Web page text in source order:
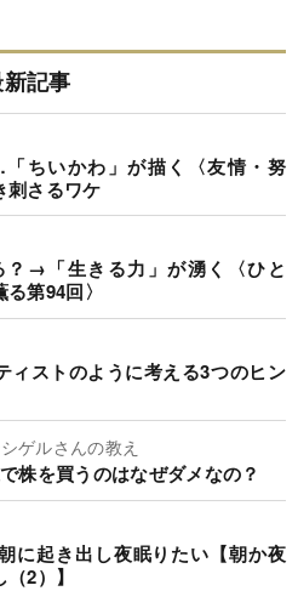
記事
ちいかわ」が描く〈友情・努
刺さるワケ
？→「生きる力」が湧く〈ひと
第94回〉
ィストのように考える3つのヒン
ゲルさんの教え
株を買うのはなぜダメなの？
に起き出し夜眠りたい【朝か夜
2）】